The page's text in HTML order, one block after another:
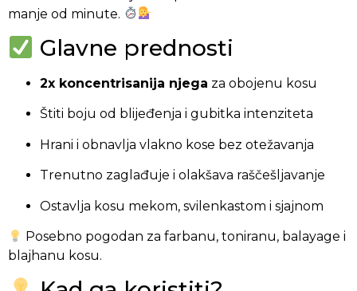
manje od minute.
Glavne prednosti
2x koncentrisanija njega za obojenu kosu
Štiti boju od blijeđenja i gubitka intenziteta
Hrani i obnavlja vlakno kose bez otežavanja
Trenutno zaglađuje i olakšava raščešljavanje
Ostavlja kosu mekom, svilenkastom i sjajnom
Posebno pogodan za farbanu, toniranu, balayage i
blajhanu kosu.